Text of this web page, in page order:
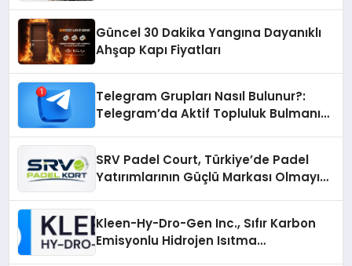
Güncel 30 Dakika Yangına Dayanıklı
Ahşap Kapı Fiyatları
Telegram Grupları Nasıl Bulunur?:
Telegram’da Aktif Topluluk Bulmanın
SRV Padel Court, Türkiye’de Padel
Yatırımlarının Güçlü Markası Olmayı
Kleen-Hy-Dro-Gen Inc., Sıfır Karbon
Emisyonlu Hidrojen Isıtma